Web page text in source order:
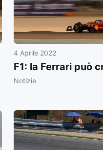
4 Aprile 2022
F1: la Ferrari può
Notizie